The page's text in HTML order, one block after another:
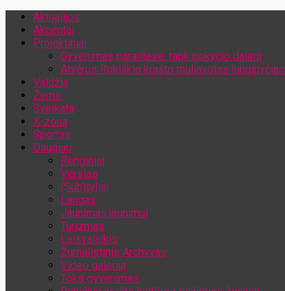
Aktualijos
Akcentai
Projektiniai
Gyvenimas paraštėse: tapk pokyčio dalimi
Atvėrus Rokiškio krašto muliavotas lunginyčias
Valdžia
Žemė
Sveikata
X-zona
Sportas
Daugiau
Renginiai
Verslas
(Sub)tyliai
Langas
Jaunimas jaunimui
Turizmas
Laisvalaikis
Žurnalistinis Archyvas
Video galerija
Toks gyvenimas